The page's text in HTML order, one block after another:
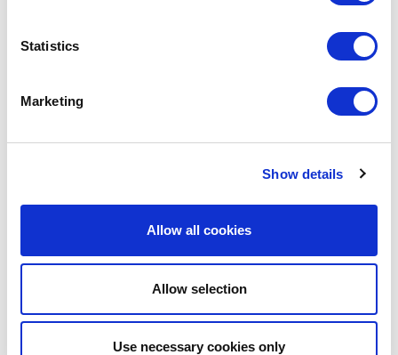
Statistics
Marketing
Show details
Allow all cookies
Allow selection
Use necessary cookies only
RAUCHERPLANKE
EIGENE MARKE